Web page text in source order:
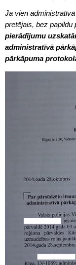
Ja vien
pretējais, bez papildu
pierādījumu
administratīvā
pārkāpuma